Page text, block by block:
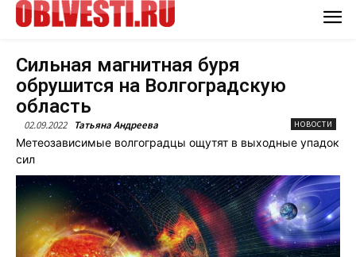
Сильная магнитная буря
обрушится на Волгоградскую
область
02.09.2022 Татьяна Андреева НОВОСТИ
Метеозависимые волгоградцы ощутят в выходные упадок
сил